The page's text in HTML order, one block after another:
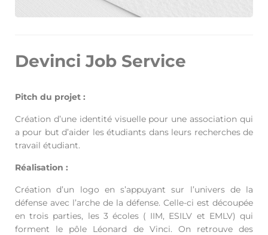
Devinci Job Service
Pitch du projet :
Création d’une identité visuelle pour une association qui
a pour but d’aider les étudiants dans leurs recherches de
travail étudiant.
Réalisation :
Création d’un logo en s’appuyant sur l’univers de la
défense avec l’arche de la défense. Celle-ci est découpée
en trois parties, les 3 écoles ( IIM, ESILV et EMLV) qui
forment le pôle Léonard de Vinci. On retrouve des